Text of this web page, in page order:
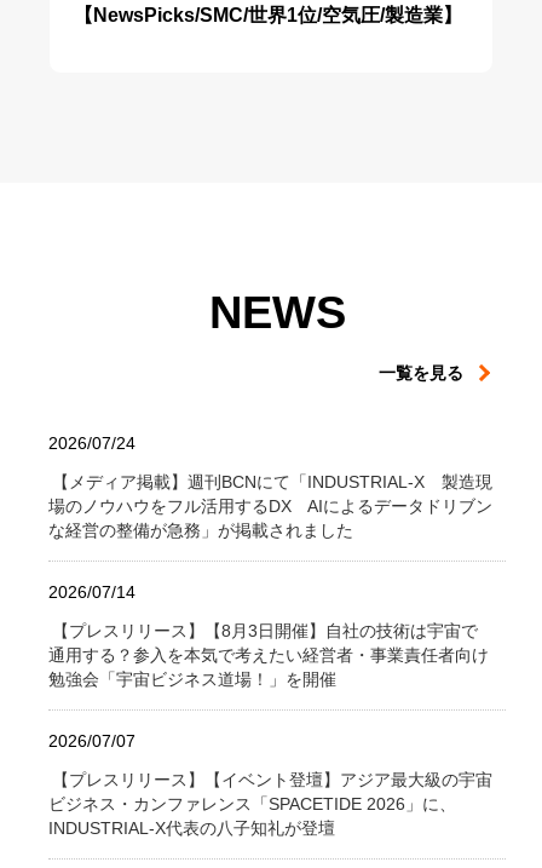
【NewsPicks/SMC/世界1位/空気圧/製造業】
NEWS
一覧を見る
2026/07/24
【メディア掲載】週刊BCNにて「INDUSTRIAL-X 製造現
場のノウハウをフル活用するDX AIによるデータドリブン
な経営の整備が急務」が掲載されました
2026/07/14
【プレスリリース】【8月3日開催】自社の技術は宇宙で
通用する？参入を本気で考えたい経営者・事業責任者向け
勉強会「宇宙ビジネス道場！」を開催
2026/07/07
【プレスリリース】【イベント登壇】アジア最大級の宇宙
ビジネス・カンファレンス「SPACETIDE 2026」に、
INDUSTRIAL-X代表の八子知礼が登壇